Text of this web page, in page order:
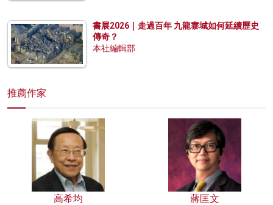
書展2026｜走過百年 九龍寨城如何延續歷史
傳奇？
本社編輯部
推薦作家
高希均 蔣匡文